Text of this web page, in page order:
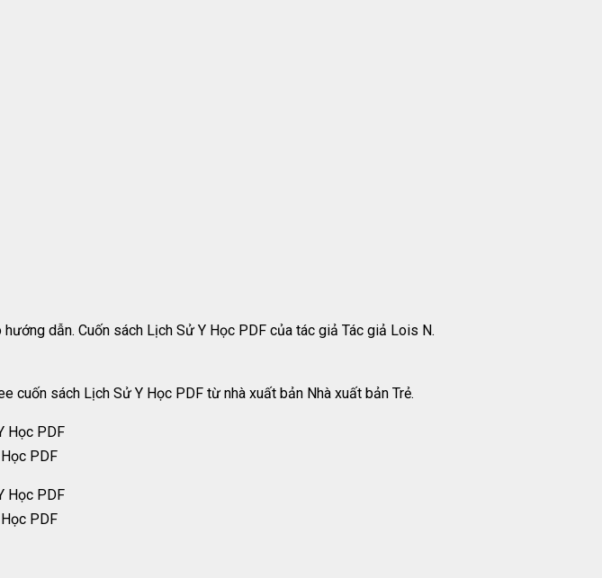
dẫn. Cuốn sách Lịch Sử Y Học PDF của tác giả Tác giả Lois N.
sách Lịch Sử Y Học PDF từ nhà xuất bản Nhà xuất bản Trẻ.
PDF
PDF